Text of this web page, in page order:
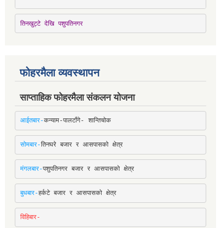
तिनखुट्टे देखि पशुपतिनगर
फोहरमैला व्यवस्थापन
साप्ताहिक फोहरमैला संकलन योजना
आईतबार-कन्याम-पालटाँगे- शान्तिचोक
सोमबार-तिनघरे बजार र आसपासको क्षेत्र
मंगलबार-पशुपतिनगर बजार र आसपासको क्षेत्र
बुधबार-हर्कटे बजार र आसपासको क्षेत्र
विहिबार-